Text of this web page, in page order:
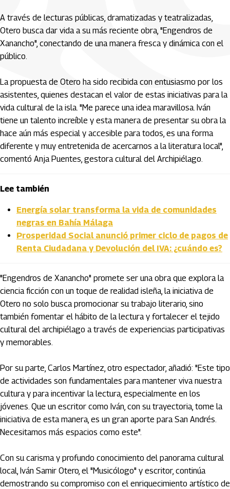
A través de lecturas públicas, dramatizadas y teatralizadas,
Otero busca dar vida a su más reciente obra, "Engendros de
Xanancho", conectando de una manera fresca y dinámica con el
público.
La propuesta de Otero ha sido recibida con entusiasmo por los
asistentes, quienes destacan el valor de estas iniciativas para la
vida cultural de la isla. "Me parece una idea maravillosa. Iván
tiene un talento increíble y esta manera de presentar su obra la
hace aún más especial y accesible para todos, es una forma
diferente y muy entretenida de acercarnos a la literatura local",
comentó Anja Puentes, gestora cultural del Archipiélago.
Lee también
Energía solar transforma la vida de comunidades
negras en Bahía Málaga
Prosperidad Social anunció primer ciclo de pagos de
Renta Ciudadana y Devolución del IVA: ¿cuándo es?
"Engendros de Xanancho" promete ser una obra que explora la
ciencia ficción con un toque de realidad isleña, la iniciativa de
Otero no solo busca promocionar su trabajo literario, sino
también fomentar el hábito de la lectura y fortalecer el tejido
cultural del archipiélago a través de experiencias participativas
y memorables.
Por su parte, Carlos Martínez, otro espectador, añadió: "Este tipo
de actividades son fundamentales para mantener viva nuestra
cultura y para incentivar la lectura, especialmente en los
jóvenes. Que un escritor como Iván, con su trayectoria, tome la
iniciativa de esta manera, es un gran aporte para San Andrés.
Necesitamos más espacios como este".
Con su carisma y profundo conocimiento del panorama cultural
local, Iván Samir Otero, el "Musicólogo" y escritor, continúa
demostrando su compromiso con el enriquecimiento artístico de